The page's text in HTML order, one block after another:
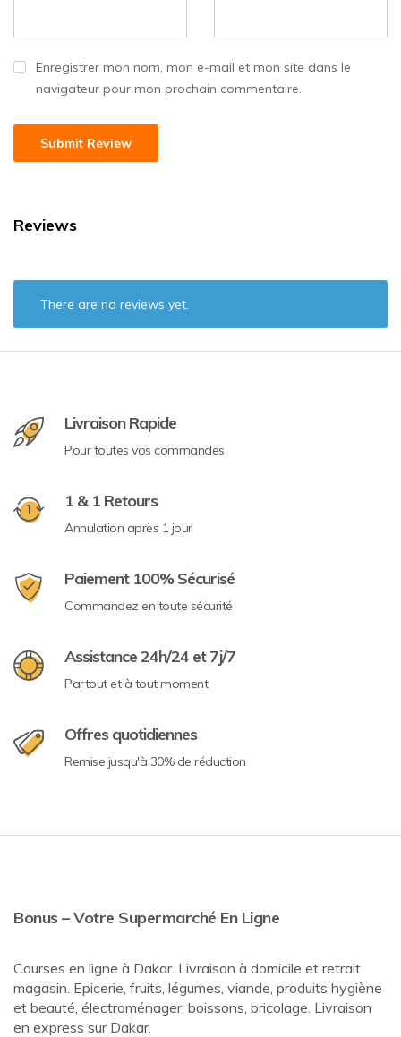
Enregistrer mon nom, mon e-mail et mon site dans le
navigateur pour mon prochain commentaire.
Reviews
There are no reviews yet.
Livraison Rapide
Pour toutes vos commandes
1 & 1 Retours
Annulation après 1 jour
Paiement 100% Sécurisé
Commandez en toute sécurité
Assistance 24h/24 et 7j/7
Partout et à tout moment
Offres quotidiennes
Remise jusqu'à 30% de réduction
Bonus – Votre Supermarché En Ligne
Courses en ligne à Dakar. Livraison à domicile et retrait
magasin. Epicerie, fruits, légumes, viande, produits hygiène
et beauté, électroménager, boissons, bricolage. Livraison
en express sur Dakar.